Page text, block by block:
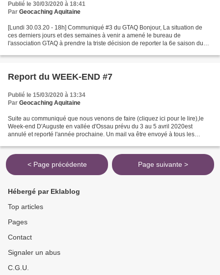
Publié le 30/03/2020 à 18:41
Par Geocaching Aquitaine
[Lundi 30.03.20 - 18h] Communiqué #3 du GTAQ Bonjour, La situation de
ces derniers jours et des semaines à venir a amené le bureau de
l'association GTAQ à prendre la triste décision de reporter la 6e saison du
Report du WEEK-END #7
Publié le 15/03/2020 à 13:34
Par Geocaching Aquitaine
Suite au communiqué que nous venons de faire (cliquez ici pour le lire),le
Week-end D'Auguste en vallée d'Ossau prévu du 3 au 5 avril 2020est
annulé et reporté l'année prochaine. Un mail va être envoyé à tous les
< Page précédente Page suivante >
Hébergé par Eklablog
Top articles
Pages
Contact
Signaler un abus
C.G.U.